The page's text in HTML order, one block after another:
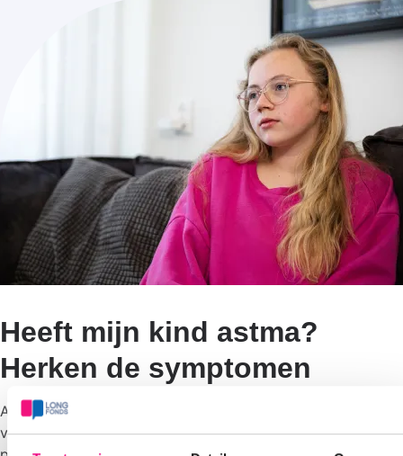
Heeft mijn kind astma?
Herken de symptomen
Astma bij kinderen herkennen kan uitdagend zijn. Veel
voorkomende symptomen zijn frequente hoestbuien,